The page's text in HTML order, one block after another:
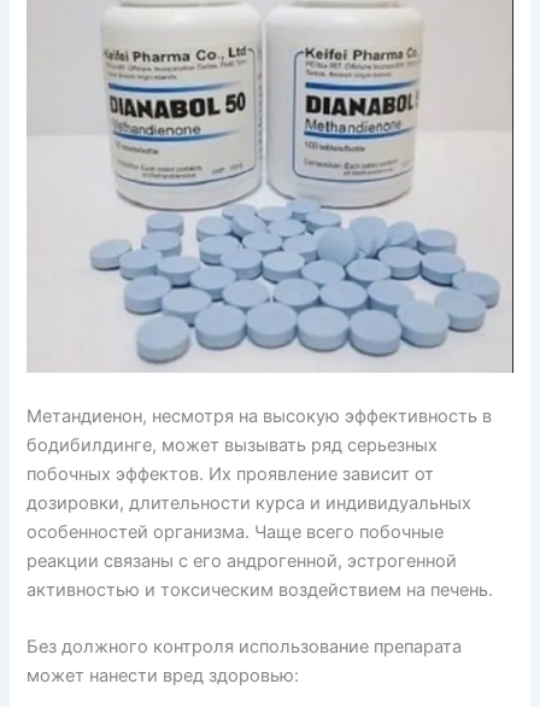
Метандиенон, несмотря на высокую эффективность в
бодибилдинге, может вызывать ряд серьезных
побочных эффектов. Их проявление зависит от
дозировки, длительности курса и индивидуальных
особенностей организма. Чаще всего побочные
реакции связаны с его андрогенной, эстрогенной
активностью и токсическим воздействием на печень.
Без должного контроля использование препарата
может нанести вред здоровью: